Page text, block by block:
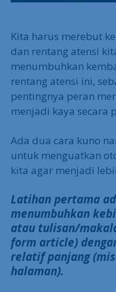
Kita harus merebut
dan rentang atensi
menumbuhkan
rentang atensi ini,
pentingnya peran
menjadi kaya secara
Ada dua cara kuno
untuk menguatkan
kita agar menjadi
Latihan pertama
menumbuhkan
atau tulisan/
form article)
relatif panjang
halaman).